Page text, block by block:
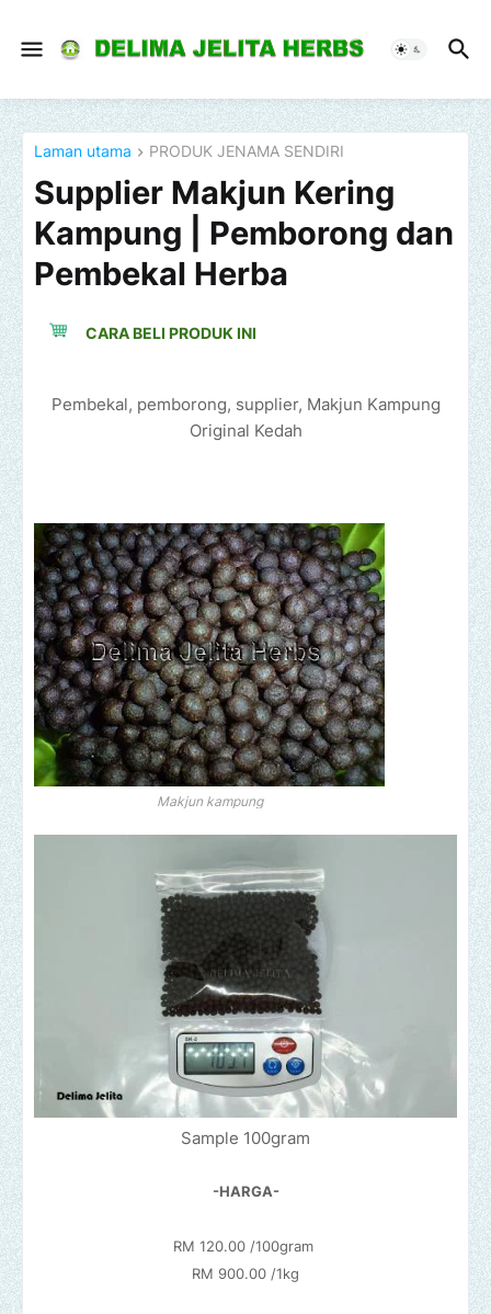
Laman utama PRODUK JENAMA SENDIRI
Supplier Makjun Kering
Kampung | Pemborong dan
Pembekal Herba
CARA BELI PRODUK INI
Pembekal, pemborong, supplier, Makjun Kampung
Original Kedah
Makjun kampung
Sample 100gram
-HARGA-
RM 120.00 /100gram
RM 900.00 /1kg